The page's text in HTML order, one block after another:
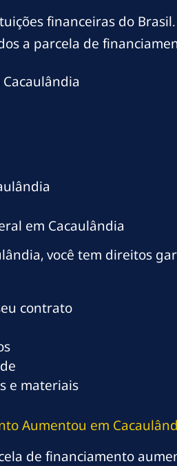
financeiras do
a parcela de
em Cacaulândia
você tem direitos
contrato
e materiais
Aumentou em
de financiamento